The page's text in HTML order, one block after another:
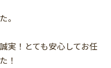
。
実！とても安心してお任
！